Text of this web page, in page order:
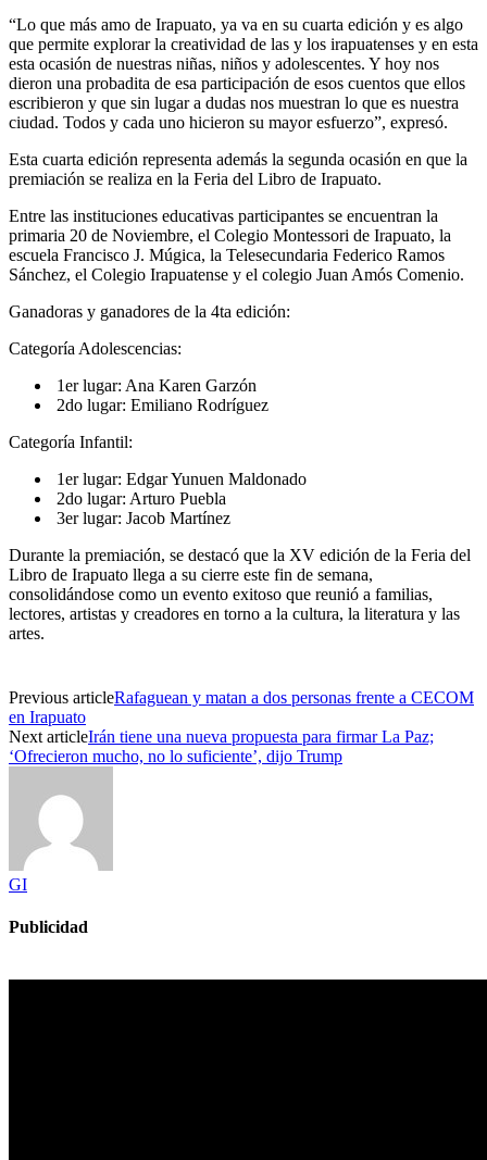
“Lo que más amo de Irapuato, ya va en su cuarta edición y es algo
que permite explorar la creatividad de las y los irapuatenses y en esta
esta ocasión de nuestras niñas, niños y adolescentes. Y hoy nos
dieron una probadita de esa participación de esos cuentos que ellos
escribieron y que sin lugar a dudas nos muestran lo que es nuestra
ciudad. Todos y cada uno hicieron su mayor esfuerzo”, expresó.
Esta cuarta edición representa además la segunda ocasión en que la
premiación se realiza en la Feria del Libro de Irapuato.
Entre las instituciones educativas participantes se encuentran la
primaria 20 de Noviembre, el Colegio Montessori de Irapuato, la
escuela Francisco J. Múgica, la Telesecundaria Federico Ramos
Sánchez, el Colegio Irapuatense y el colegio Juan Amós Comenio.
Ganadoras y ganadores de la 4ta edición:
Categoría Adolescencias:
1er lugar: Ana Karen Garzón
2do lugar: Emiliano Rodríguez
Categoría Infantil:
1er lugar: Edgar Yunuen Maldonado
2do lugar: Arturo Puebla
3er lugar: Jacob Martínez
Durante la premiación, se destacó que la XV edición de la Feria del
Libro de Irapuato llega a su cierre este fin de semana,
consolidándose como un evento exitoso que reunió a familias,
lectores, artistas y creadores en torno a la cultura, la literatura y las
artes.
Previous articleRafaguean y matan a dos personas frente a CECOM
en Irapuato
Next articleIrán tiene una nueva propuesta para firmar La Paz;
‘Ofrecieron mucho, no lo suficiente’, dijo Trump
GI
Publicidad